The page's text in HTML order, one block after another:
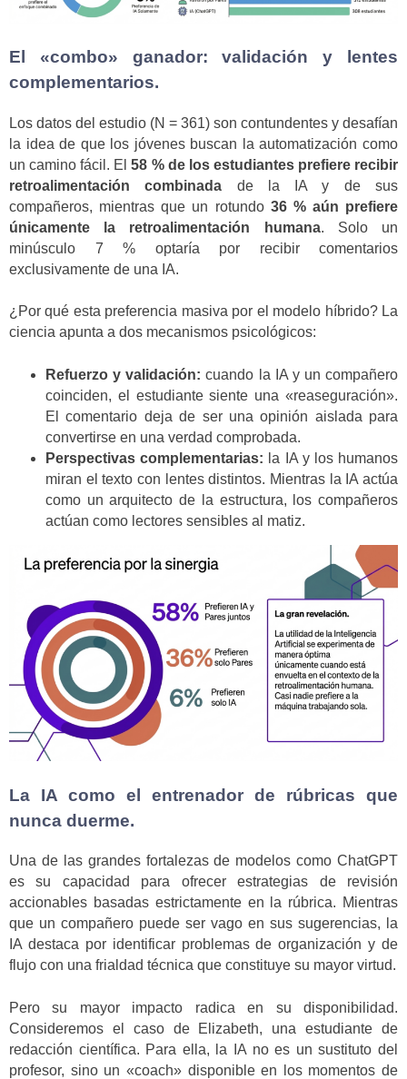
El «combo» ganador: validación y lentes
complementarios.
Los datos del estudio (N = 361) son contundentes y desafían
la idea de que los jóvenes buscan la automatización como
un camino fácil. El58 % de los estudiantes prefiere recibir
retroalimentación combinada de la IA y de sus
compañeros, mientras que un rotundo 36 % aún prefiere
únicamente la retroalimentación humana. Solo un
minúsculo 7 % optaría por recibir comentarios
exclusivamente de una IA.
¿Por qué esta preferencia masiva por el modelo híbrido? La
ciencia apunta a dos mecanismos psicológicos:
Refuerzo y validación: cuando la IA y un compañero
coinciden, el estudiante siente una «reaseguración».
El comentario deja de ser una opinión aislada para
convertirse en una verdad comprobada.
Perspectivas complementarias: la IA y los humanos
miran el texto con lentes distintos. Mientras la IA actúa
como un arquitecto de la estructura, los compañeros
actúan como lectores sensibles al matiz.
La IA como el entrenador de rúbricas que
nunca duerme.
Una de las grandes fortalezas de modelos como ChatGPT
es su capacidad para ofrecer estrategias de revisión
accionables basadas estrictamente en la rúbrica. Mientras
que un compañero puede ser vago en sus sugerencias, la
IA destaca por identificar problemas de organización y de
flujo con una frialdad técnica que constituye su mayor virtud.
Pero su mayor impacto radica en su disponibilidad.
Consideremos el caso de Elizabeth, una estudiante de
redacción científica. Para ella, la IA no es un sustituto del
profesor, sino un «coach» disponible en los momentos de